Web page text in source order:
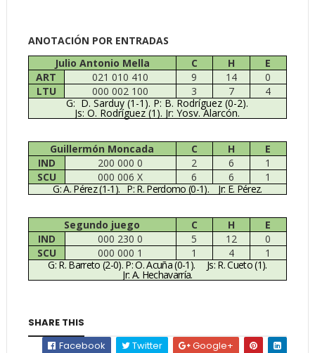
ANOTACIÓN POR ENTRADAS
Julio Antonio Mella
C H
E
ART
021 010 410 9 14
0
LTU
000 002 100 3 7
4
G: D. Sarduy (1-1). P: B. Rodríguez (0-2).
Js: O. Rodríguez (1). Jr: Yosv. Alarcón.
Guillermón Moncada C H
E
IND
200 000 0 2 6
1
SCU
000 006 X 6 6
1
G: A. Pérez (1-1). P: R. Perdomo (0-1). Jr: E. Pérez.
Segundo juego C H
E
IND
000 230 0 5 12
0
SCU
000 000 1 1 4
1
G: R. Barreto (2-0). P: O. Acuña (0-1).
Js: R. Cueto (1).
Jr: A. Hechavarría.
SHARE THIS
Facebook
Twitter Google+